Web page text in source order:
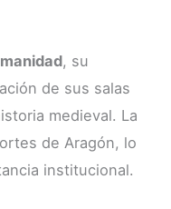
, su
de sus salas
medieval. La
de Aragón, lo
institucional.